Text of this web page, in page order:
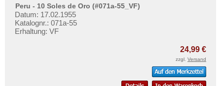
Peru - 10 Soles de Oro (#071a-55_VF)
Datum: 17.02.1955
Katalognr.: 071a-55
Erhaltung: VF
24,99 €
zzgl. Versand